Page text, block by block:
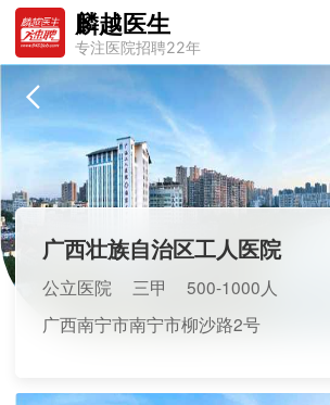
麟越医生
专注医院招聘22年
广西壮族自治区工人医院
公立医院 三甲
500-1000人
广西南宁市南宁市柳沙路2号